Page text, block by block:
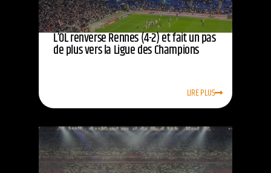
L’OL renverse Rennes (4-2) et fait un pas
de plus vers la Ligue des Champions
LIRE PLUS